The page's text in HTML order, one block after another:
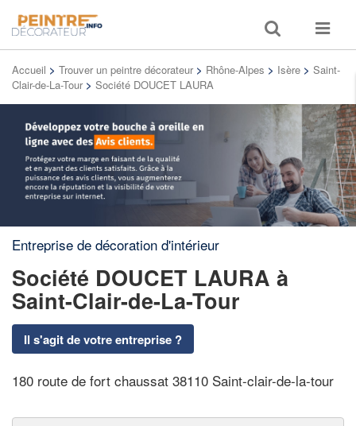
Toggle
search
Toggle
Accueil > Trouver un peintre décorateur > Rhône-Alpes > Isère > Saint-
Clair-de-La-Tour > Société DOUCET LAURA
Entreprise de décoration d'intérieur
Société DOUCET LAURA à
Saint-Clair-de-La-Tour
Il s'agit de votre entreprise ?
180 route de fort chaussat 38110 Saint-clair-de-la-tour